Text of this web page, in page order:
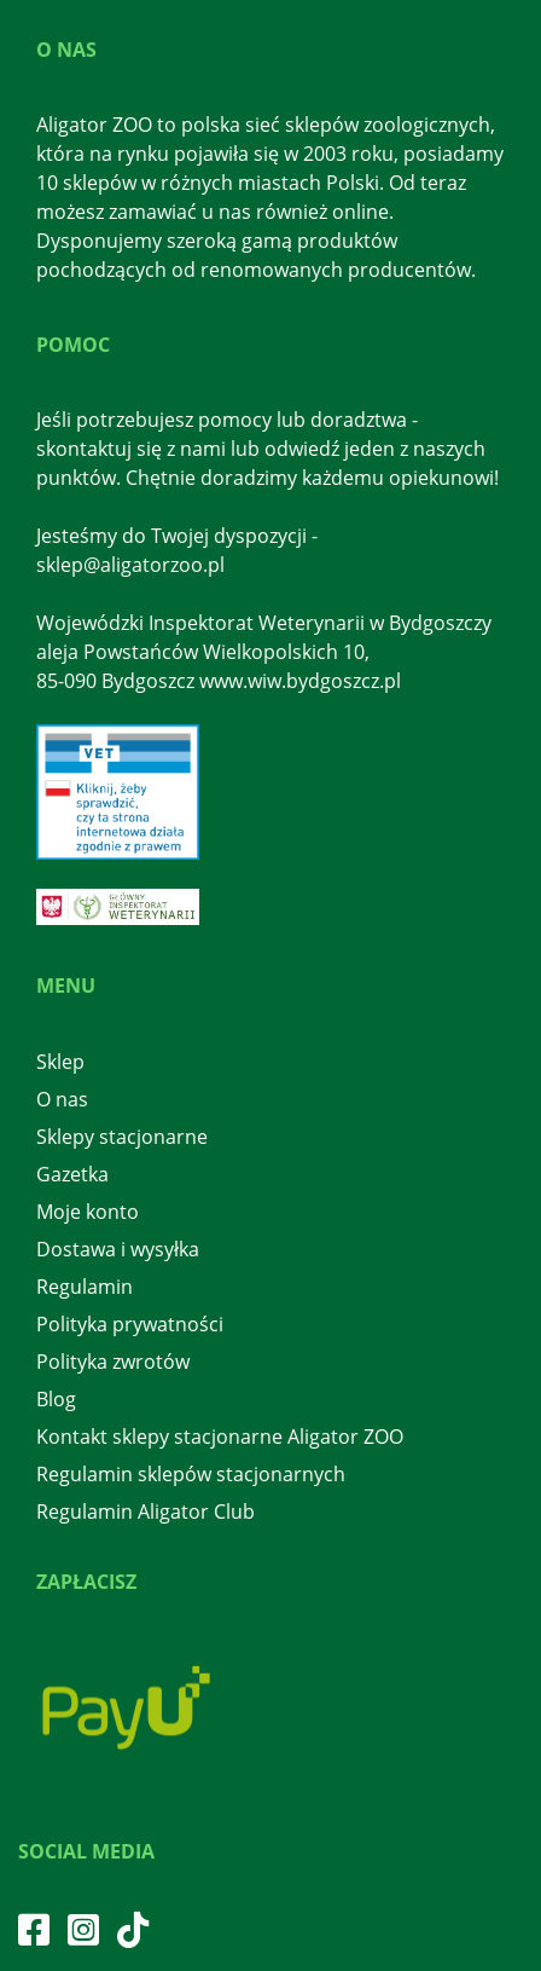
O NAS
Aligator ZOO to polska sieć sklepów zoologicznych,
która na rynku pojawiła się w 2003 roku, posiadamy
10 sklepów w różnych miastach Polski. Od teraz
możesz zamawiać u nas również online.
Dysponujemy szeroką gamą produktów
pochodzących od renomowanych producentów.
MENU
Sklep
O nas
Sklepy stacjonarne
Gazetka
Moje konto
Dostawa i wysyłka
Regulamin
Polityka prywatności
Polityka zwrotów
Blog
Kontakt sklepy stacjonarne Aligator ZOO
Regulamin sklepów stacjonarnych
Regulamin Aligator Club
ZAPŁACISZ
POMOC
Jeśli potrzebujesz pomocy lub doradztwa -
skontaktuj się z nami lub odwiedź jeden z naszych
punktów. Chętnie doradzimy każdemu opiekunowi!
Jesteśmy do Twojej dyspozycji -
sklep@aligatorzoo.pl
Wojewódzki Inspektorat Weterynarii w Bydgoszczy
aleja Powstańców Wielkopolskich 10,
85-090 Bydgoszcz www.wiw.bydgoszcz.pl
SOCIAL MEDIA